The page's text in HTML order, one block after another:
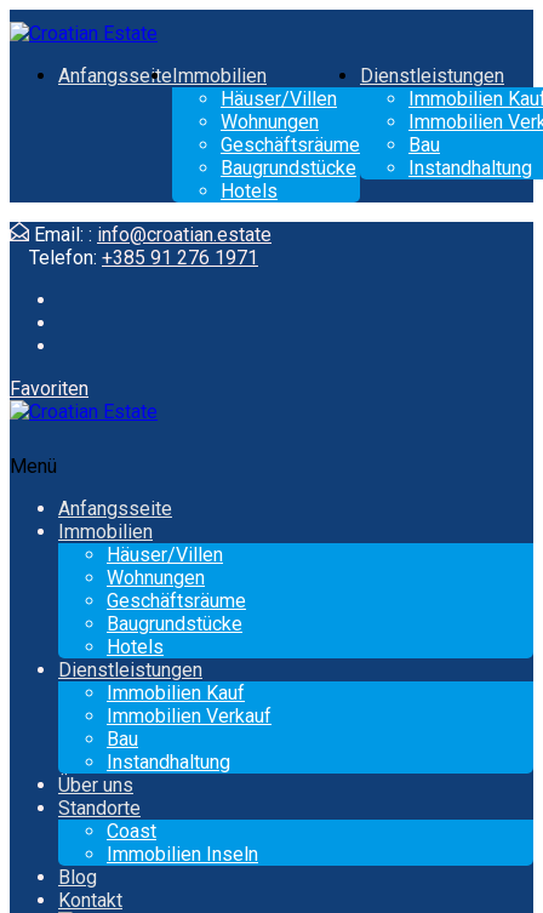
AnfangsseiteImmobilien
Häuser/Villen
Wohnungen
Geschäftsräume
Baugrundstücke
Hotels
Dienstleistungen
Immobilien
Immobilien
Bau
Instandhaltung
Email: : info@croatian.estate
Telefon: +385 91 276 1971
Favoriten
Menü
Anfangsseite
Immobilien
Häuser/Villen
Wohnungen
Geschäftsräume
Baugrundstücke
Hotels
Dienstleistungen
Immobilien Kauf
Immobilien Verkauf
Bau
Instandhaltung
Über uns
Standorte
Coast
Immobilien Inseln
Blog
Kontakt